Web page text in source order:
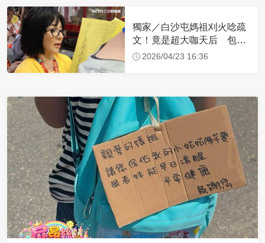
獨家／白沙屯媽祖刈火唸疏
文！竟是超大咖天后 包尿
布忍尿5小時不喊累
2026/04/23 16:36